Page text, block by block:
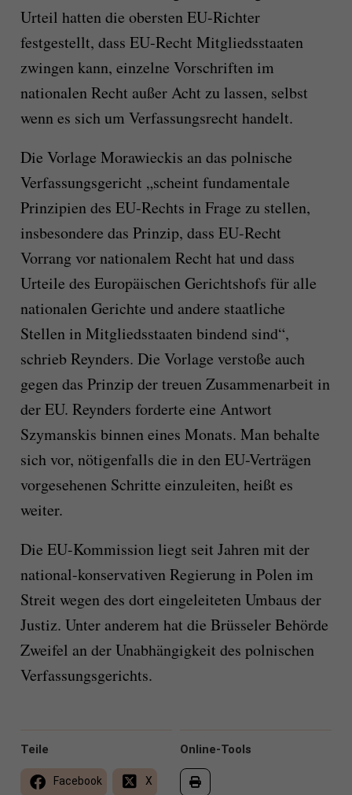
Urteil hatten die obersten EU-Richter
festgestellt, dass EU-Recht Mitgliedsstaaten
zwingen kann, einzelne Vorschriften im
nationalen Recht außer Acht zu lassen, selbst
wenn es sich um Verfassungsrecht handelt.
Die Vorlage Morawieckis an das polnische
Verfassungsgericht „scheint fundamentale
Prinzipien des EU-Rechts in Frage zu stellen,
insbesondere das Prinzip, dass EU-Recht
Vorrang vor nationalem Recht hat und dass
Urteile des Europäischen Gerichtshofs für alle
nationalen Gerichte und andere staatliche
Stellen in Mitgliedsstaaten bindend sind“,
schrieb Reynders. Die Vorlage verstoße auch
gegen das Prinzip der treuen Zusammenarbeit in
der EU. Reynders forderte eine Antwort
Szymanskis binnen eines Monats. Man behalte
sich vor, nötigenfalls die in den EU-Verträgen
vorgesehenen Schritte einzuleiten, heißt es
weiter.
Die EU-Kommission liegt seit Jahren mit der
national-konservativen Regierung in Polen im
Streit wegen des dort eingeleiteten Umbaus der
Justiz. Unter anderem hat die Brüsseler Behörde
Zweifel an der Unabhängigkeit des polnischen
Verfassungsgerichts.
Online-Tools
Teile
Facebook X